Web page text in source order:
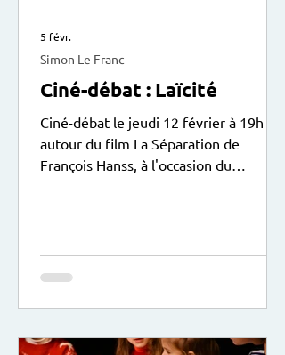
Ciné-débat : Laïcité
Ciné-débat le jeudi 12 février à 19h
autour du film La Séparation de
François Hanss, à l'occasion du
didactique du Patronage Laïque Jules
Simon Le Franc
5 févr.